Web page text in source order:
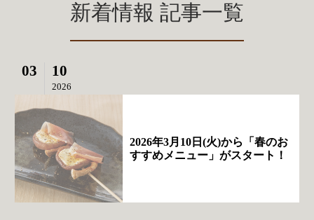
新着情報 記事一覧
03 10
2026
2026年3月10日(火)から「春のお
すすめメニュー」がスタート！